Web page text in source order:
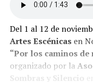
Del 1 al 12 de
Artes Escénicasen
“Por los caminos de
organizado por la
Sombras y Silencio